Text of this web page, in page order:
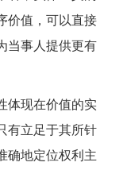
价值，可以直接
当事人提供更有
体现在价值的实
有立足于其所针
确地定位权利主